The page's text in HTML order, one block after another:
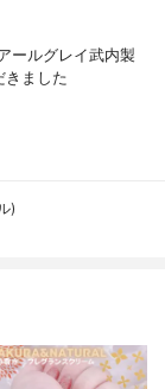
ールグレイ武内製
きました
)